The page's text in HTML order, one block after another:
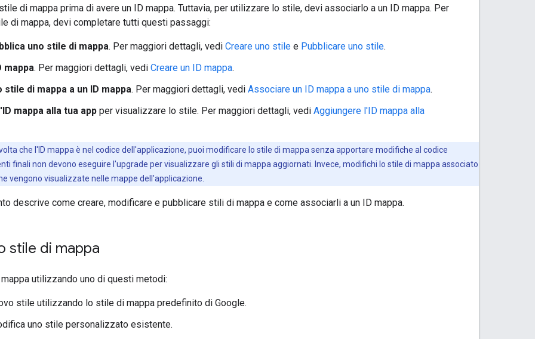
stile di mappa prima di avere un ID mappa. Tuttavia, per utilizzare lo stile, devi associarlo a un ID mappa. Per
di mappa, devi completare tutti questi passaggi:
uno stile di mappa. Per maggiori dettagli, vedi Creare uno stile e Pubblicare uno stile.
mappa. Per maggiori dettagli, vedi Creare un ID mappa.
stile di mappa a un ID mappa. Per maggiori dettagli, vedi Associare un ID mappa a uno stile di mappa.
mappa alla tua app per visualizzare lo stile. Per maggiori dettagli, vedi Aggiungere l'ID mappa alla
che l'ID mappa è nel codice dell'applicazione, puoi modificare lo stile di mappa senza apportare modifiche al codice
finali non devono eseguire l'upgrade per visualizzare gli stili di mappa aggiornati. Invece, modifichi lo stile di mappa associato
vengono visualizzate nelle mappe dell'applicazione.
descrive come creare, modificare e pubblicare stili di mappa e come associarli a un ID mappa.
stile di mappa
mappa utilizzando uno di questi metodi:
stile utilizzando lo stile di mappa predefinito di Google.
uno stile personalizzato esistente.